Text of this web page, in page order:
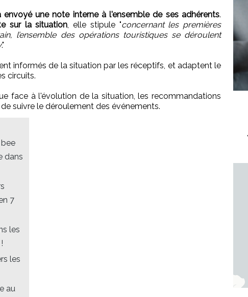
envoyé une note interne à l'ensemble de ses adhérents.
sur la situation, elle stipule "concernant les premières
l’ensemble des opérations touristiques se déroulent
."
informés de la situation par les réceptifs, et adaptent le
circuits.
face à l'évolution de la situation, les recommandations
suivre le déroulement des événements.
dans
7
les
les
au